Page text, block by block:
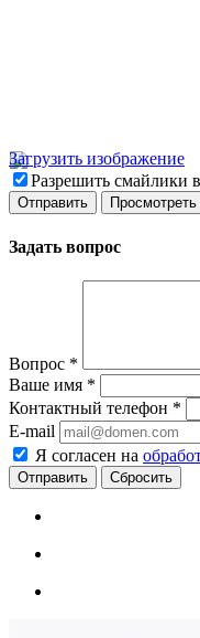
Загрузить изображение
Разрешить смайлики
Задать вопрос
Вопрос *
Ваше имя *
Контактный телефон *
E-mail
Я согласен на
Сбросить